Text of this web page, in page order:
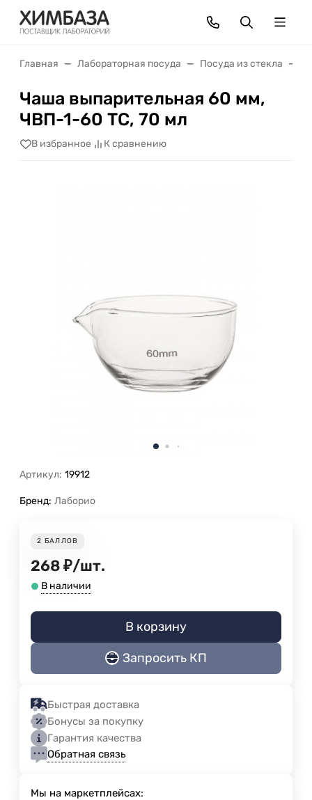
Главная Лабораторная посуда Посуда из стекла
Чаша выпарительная 60 мм,
ЧВП-1-60 ТС, 70 мл
В избранное К сравнению
Артикул: 19912
Бренд: Лаборио
2 БАЛЛОВ
268 ₽/шт.
В наличии
В корзину
Запросить КП
Быстрая доставка
Бонусы за покупку
Гарантия качества
Обратная связь
Мы на маркетплейсах: